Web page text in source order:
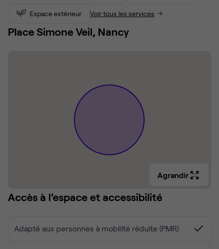
Espace extérieur Voir tous les services
Place Simone Veil, Nancy
Agrandir
Accès à l’espace et accessibilité
Adapté aux personnes à mobilité réduite (PMR)